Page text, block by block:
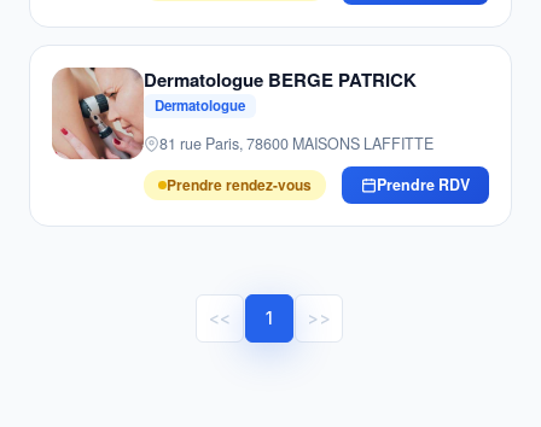
Dermatologue BERGE PATRICK
Dermatologue
81 rue Paris, 78600 MAISONS LAFFITTE
Prendre rendez-vous
Prendre RDV
<< 1 >>